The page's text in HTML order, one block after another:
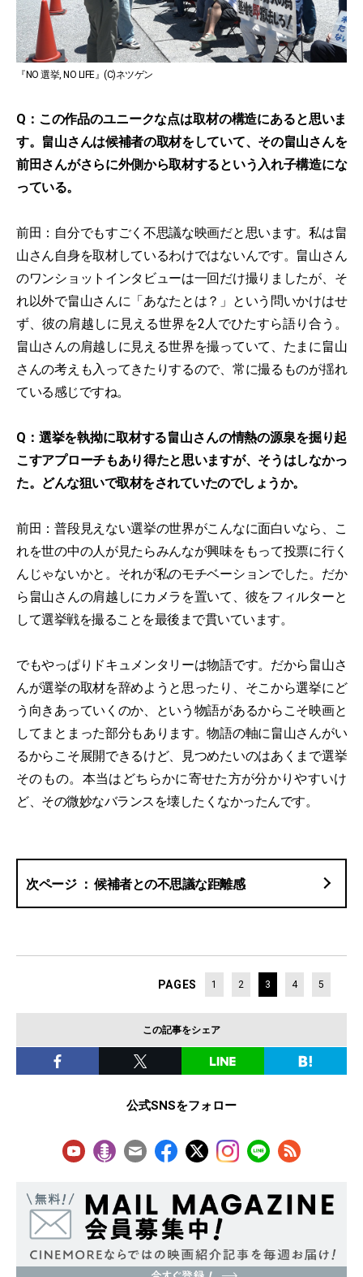
『NO 選挙, NO LIFE』(C)ネツゲン
Q：この作品のユニークな点は取材の構造にあると思いま
す。畠山さんは候補者の取材をしていて、その畠山さんを
前田さんがさらに外側から取材するという入れ子構造にな
っている。
前田：自分でもすごく不思議な映画だと思います。私は畠
山さん自身を取材しているわけではないんです。畠山さん
のワンショットインタビューは一回だけ撮りましたが、そ
れ以外で畠山さんに「あなたとは？」という問いかけはせ
ず、彼の肩越しに見える世界を2人でひたすら語り合う。
畠山さんの肩越しに見える世界を撮っていて、たまに畠山
さんの考えも入ってきたりするので、常に撮るものが揺れ
ている感じですね。
Q：選挙を執拗に取材する畠山さんの情熱の源泉を掘り起
こすアプローチもあり得たと思いますが、そうはしなかっ
た。どんな狙いで取材をされていたのでしょうか。
前田：普段見えない選挙の世界がこんなに面白いなら、こ
れを世の中の人が見たらみんなが興味をもって投票に行く
んじゃないかと。それが私のモチベーションでした。だか
ら畠山さんの肩越しにカメラを置いて、彼をフィルターと
して選挙戦を撮ることを最後まで貫いています。
でもやっぱりドキュメンタリーは物語です。だから畠山さ
んが選挙の取材を辞めようと思ったり、そこから選挙にど
う向きあっていくのか、という物語があるからこそ映画と
してまとまった部分もあります。物語の軸に畠山さんがい
るからこそ展開できるけど、見つめたいのはあくまで選挙
そのもの。本当はどちらかに寄せた方が分かりやすいけ
ど、その微妙なバランスを壊したくなかったんです。
候補者との不思議な距離感
PAGES 1 2 3 4 5
この記事をシェア
公式SNSをフォロー